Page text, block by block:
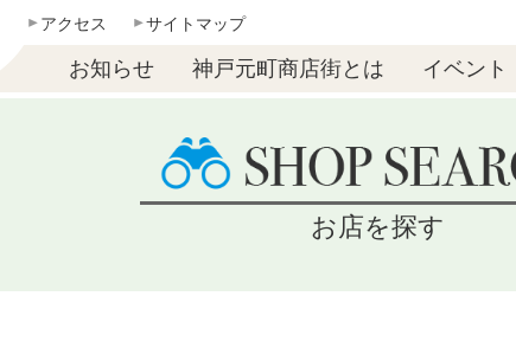
アクセス サイトマップ
お知らせ 神戸元町商店街とは イベント
お店を探す